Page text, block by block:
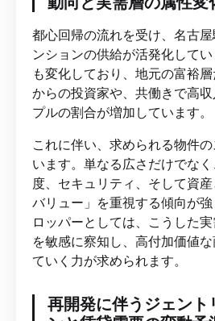
都心回帰の流れを受け、名古
ンションの供給が活発化して
も変化しており、地元の富裕
からの投資家や、共働きで高
プルの割合が増加しています。
これに伴い、求められる物件
います。単なる広さだけでな
度、セキュリティ、そして資
バリュー」を重視する傾向が
ロッパーとしては、こうした
を敏感に察知し、高付加価値
ていく力が求められます。
再開発に伴うジェント